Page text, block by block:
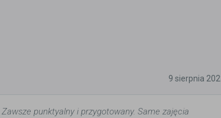
9 sierpnia
punktyalny i przygotowany. Same zajęcia